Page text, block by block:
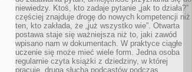
niewiedzy. Ktoś, kto zadaje pytanie „jak to działa?”
częściej znajduje drogę do nowych kompetencji niż
ten, kto zakłada, że „już wszystko wie”. Otwarta
postawa staje się ważniejsza niż to, jaki zawód
wpisano nam w dokumentach. W praktyce ciągłe
uczenie się może mieć wiele form. Jedna osoba
regularnie czyta książki z dziedziny, w której
pracuje, druga słucha podcastów podczas